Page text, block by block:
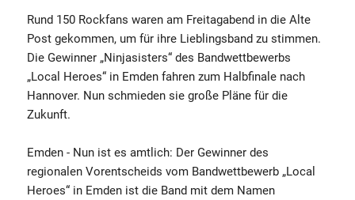
Rund 150 Rockfans waren am Freitagabend in die Alte
Post gekommen, um für ihre Lieblingsband zu stimmen.
Die Gewinner „Ninjasisters“ des Bandwettbewerbs
„Local Heroes“ in Emden fahren zum Halbfinale nach
Hannover. Nun schmieden sie große Pläne für die
Zukunft.
Emden - Nun ist es amtlich: Der Gewinner des
regionalen Vorentscheids vom Bandwettbewerb „Local
Heroes“ in Emden ist die Band mit dem Namen